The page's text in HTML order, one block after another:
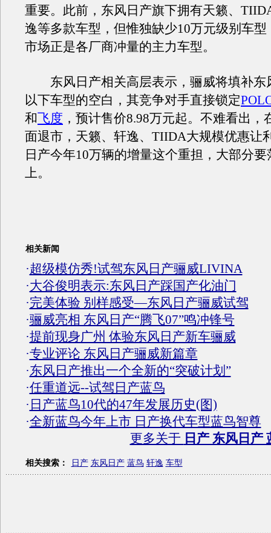
重要。此前，东风日产旗下拥有天籁、
逸等多款车型，但惟独缺少10万元级别车
市场正是各厂商冲量的主力车型。
东风日产相关高层表示，骊威将填补东
以下车型的空白，其竞争对手直接锁定
和飞度 ，预计售价8.98万元起。不难看出，
面退市，天籁、轩逸、TIIDA大规模优惠让
日产今年10万辆的增量这个重担，大部分
上。
相关新闻
·超级模仿秀!试驾东风日产骊威LIVINA
·大谷俊明表示:东风日产踩国产化油门
·完美体验 别样感受—东风日产骊威试驾
·骊威亮相 东风日产“腾飞07”鸣冲锋号
·提前现身广州 体验东风日产新车骊威
·专业评论 东风日产骊威新篇章
·东风日产推出一个全新的“突破计划”
·任重道远--试驾日产蓝鸟
· 日产蓝鸟10代的47年发展历史(图)
·全新蓝鸟今年上市 日产换代车型蓝鸟智尊
更多关于 日产 东风日产
相关搜索： 日产 东风日产 蓝鸟 轩逸 车型